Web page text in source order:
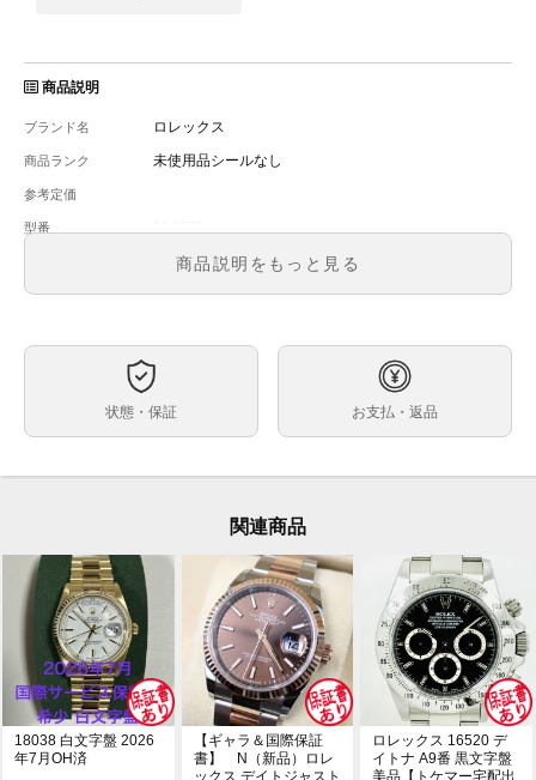
商品説明
ブランド名 ロレックス
商品ランク 未使用品シールなし
参考定価
型番
メンズ
文字盤 黒文字盤
36mm
約16cm ※2コマ外れた状態での計測です。
ケース素材 コンビネーション
ータグ 冊子 コマ×2
なスレはございます。
コメント
2021年新作の36mmエクスプローラーⅠのロレゾール
モデル、124273が入荷しました！初のエクスプローラ
ーシリーズのコンビネーション仕様に注目が集まってお
りますので、早めの動きが予想されます。お探しの方は
お早目にご検討下さい！
※店頭でも販売をしておりますので、売り切れの際はご
了承ください。ご来店前に在庫の有無のご確認をお勧め
商品説明をもっと見る
状態・保証 お支払・返品
関連商品
18038 白文字盤 2026
年7月OH済
【ギャラ＆国際保証
書】 N（新品）ロレ
ロレックス 16520 デ
イトナ A9番 黒文字盤